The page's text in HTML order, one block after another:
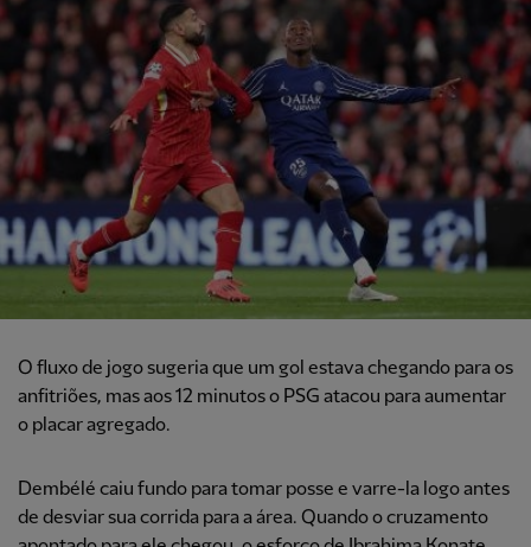
O fluxo de jogo sugeria que um gol estava chegando para os
anfitriões, mas aos 12 minutos o PSG atacou para aumentar
o placar agregado.
Dembélé caiu fundo para tomar posse e varre-la logo antes
de desviar sua corrida para a área. Quando o cruzamento